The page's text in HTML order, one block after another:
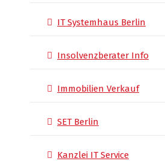
IT Systemhaus Berlin
Insolvenzberater Info
Immobilien Verkauf
SET Berlin
Kanzlei IT Service